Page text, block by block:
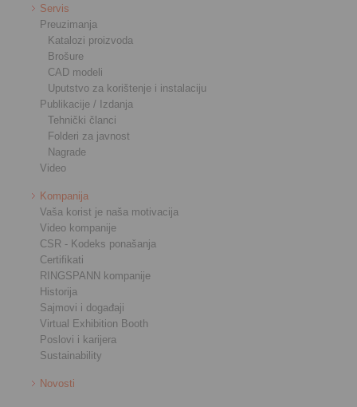
Servis
Preuzimanja
Katalozi proizvoda
Brošure
CAD modeli
Uputstvo za korištenje i instalaciju
Publikacije / Izdanja
Tehnički članci
Folderi za javnost
Nagrade
Video
Kompanija
Vaša korist je naša motivacija
Video kompanije
CSR - Kodeks ponašanja
Certifikati
RINGSPANN kompanije
Historija
Sajmovi i događaji
Virtual Exhibition Booth
Poslovi i karijera
Sustainability
Novosti